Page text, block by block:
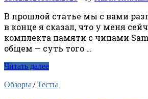
В прошлой статье мы с вами
в конце я сказал, что у меня
комплекта памяти с чипами
общем — суть того …
Читать далее
Обзоры /Тесты